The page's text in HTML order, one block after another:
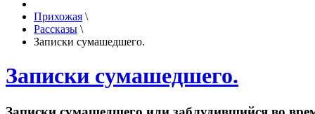
Прихожая \
Рассказы \
Записки сумашедшего.
Записки сумашедшего.